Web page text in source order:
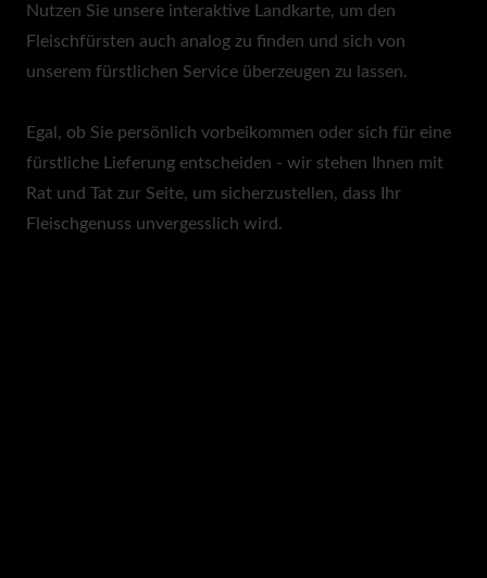
Nutzen Sie unsere interaktive Landkarte, um den
Fleischfürsten auch analog zu finden und sich von
unserem fürstlichen Service überzeugen zu lassen.
Egal, ob Sie persönlich vorbeikommen oder sich für eine
fürstliche Lieferung entscheiden - wir stehen Ihnen mit
Rat und Tat zur Seite, um sicherzustellen, dass Ihr
Fleischgenuss unvergesslich wird.